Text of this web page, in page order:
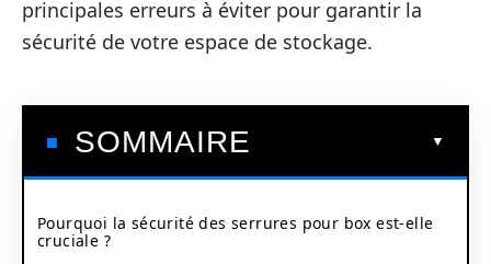
principales erreurs à éviter pour garantir la
sécurité de votre espace de stockage.
SOMMAIRE
Pourquoi la sécurité des serrures pour box est-elle
cruciale ?